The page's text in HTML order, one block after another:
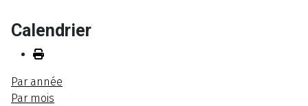
Calendrier
Par année
Par mois